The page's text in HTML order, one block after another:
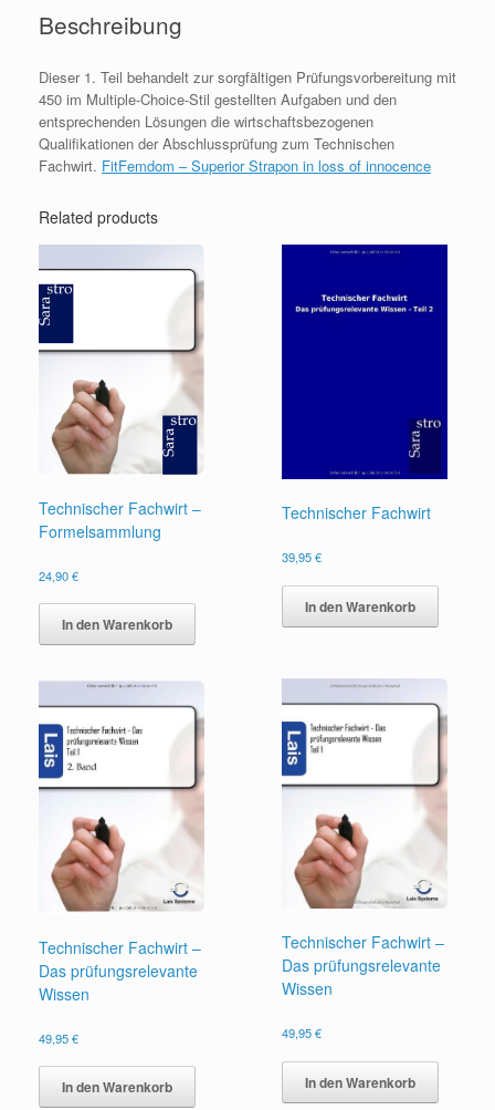
quantity
Beschreibung
Dieser 1. Teil behandelt zur sorgfältigen Prüfungsvorbereitung mit
450 im Multiple-Choice-Stil gestellten Aufgaben und den
entsprechenden Lösungen die wirtschaftsbezogenen
Qualifikationen der Abschlussprüfung zum Technischen
Fachwirt. FitFemdom – Superior Strapon in loss of innocence
Related products
Technischer Fachwirt –
Formelsammlung
24,90€
In den Warenkorb
Technischer Fachwirt
39,95€
In den Warenkorb
Technischer Fachwirt –
Das prüfungsrelevante
Wissen
49,95€
In den Warenkorb
Technischer Fachwirt –
Das prüfungsrelevante
Wissen
49,95€
In den Warenkorb